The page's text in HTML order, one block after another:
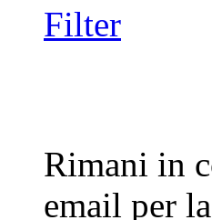
Filter
Rimani in
email per